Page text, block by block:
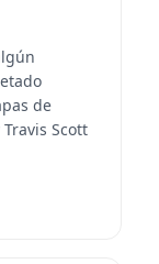
de
Scott